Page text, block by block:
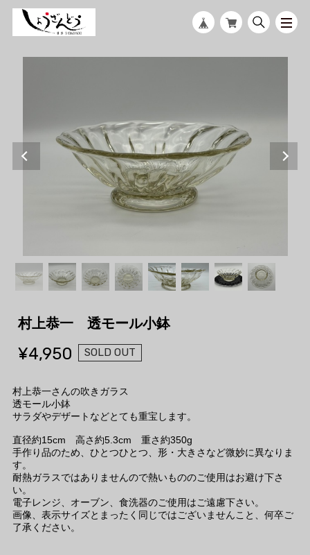
村上恭一 透モール小鉢
¥4,950 SOLD OUT
村上恭一さんの吹きガラス
透モール小鉢
サラダやデザートなどとても重宝します。
直径約15cm 高さ約5.3cm 重さ約350g
手作り品のため、ひとつひとつ、形・大きさなど微妙に異なりま
す。
耐熱ガラスではありませんので熱いもののご使用はお避け下さ
い。
電子レンジ、オーブン、食洗器のご使用はご遠慮下さい。
画像、表示サイズとまったく同じではございませんこと、何卒ご
了承ください。